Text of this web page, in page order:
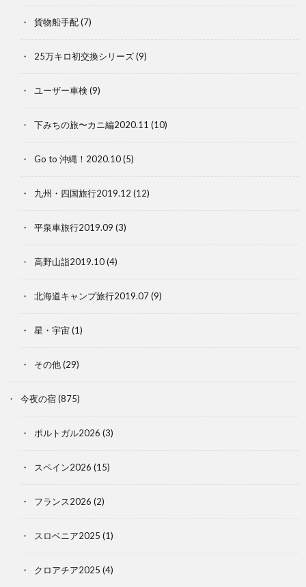
貨物船手配(7)
25万キロ初交換シリーズ(9)
ユーザー車検 (9)
下みちの旅〜カニ編2020.11 (10)
Go to 沖縄！2020.10(5)
九州・四国旅行2019.12 (12)
平泉車旅行2019.09 (3)
高野山詣2019.10(4)
北海道キャンプ旅行2019.07(9)
星・宇宙(1)
その他(29)
今夜の宿(875)
ポルトガル2026 (3)
スペイン2026 (15)
フランス2026 (2)
スロベニア2025 (1)
クロアチア2025 (4)